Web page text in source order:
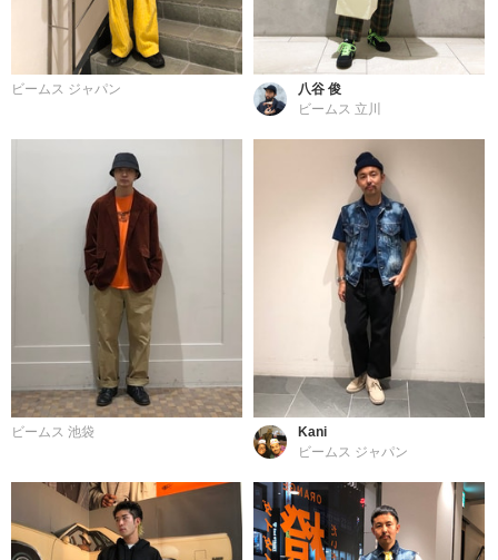
ビームス ジャパン
八谷 俊
ビームス 立川
ビームス 池袋
Kani
ビームス ジャパン